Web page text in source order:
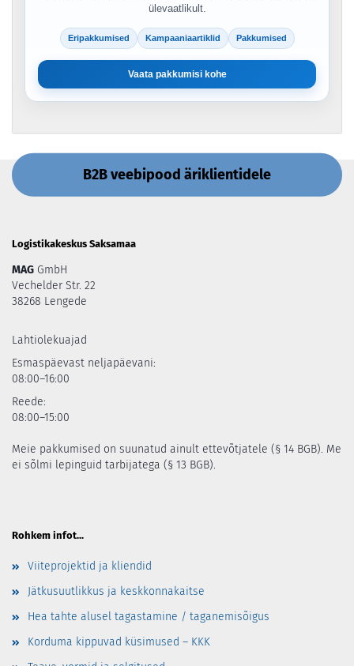
ülevaatlikult.
Eripakkumised Kampaaniaartiklid Pakkumised
Vaata pakkumisi kohe
B2B veebipood äriklientidele
Logistikakeskus Saksamaa
MAG GmbH
Vechelder Str. 22
38268 Lengede
Lahtiolekuajad
Esmaspäevast neljapäevani:
08:00–16:00
Reede:
08:00–15:00
Meie pakkumised on suunatud ainult ettevõtjatele (§ 14 BGB). Me
ei sõlmi lepinguid tarbijatega (§ 13 BGB).
Rohkem infot...
Viiteprojektid ja kliendid
Jätkusuutlikkus ja keskkonnakaitse
Hea tahte alusel tagastamine / taganemisõigus
Korduma kippuvad küsimused – KKK